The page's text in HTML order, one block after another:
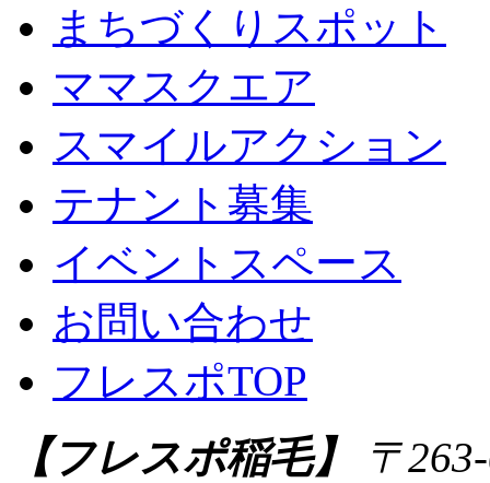
まちづくりスポット
ママスクエア
スマイルアクション
テナント募集
イベントスペース
お問い合わせ
フレスポTOP
【フレスポ稲毛】
〒